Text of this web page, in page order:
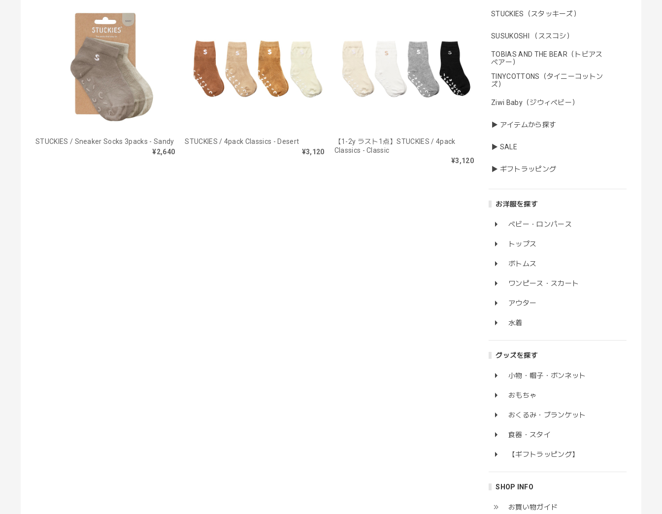
STUCKIES（スタッキーズ）
SUSUKOSHI （ススコシ）
TOBIAS AND THE BEAR（トビアス
ベアー）
TINYCOTTONS（タイニーコットン
ズ）
Ziwi Baby（ジウィベビー）
▶ アイテムから探す
▶ SALE
▶ ギフトラッピング
お洋服を探す
ベビー・ロンパース
トップス
ボトムス
ワンピース・スカート
アウター
水着
グッズを探す
小物・帽子・ボンネット
おもちゃ
おくるみ・ブランケット
食器・スタイ
【ギフトラッピング】
SHOP INFO
お買い物ガイド
STUCKIES / Sneaker Socks 3packs - Sandy
¥2,640
STUCKIES / 4pack Classics - Desert
¥3,120
【1-2y ラスト1点】STUCKIES / 4pack
Classics - Classic
¥3,120